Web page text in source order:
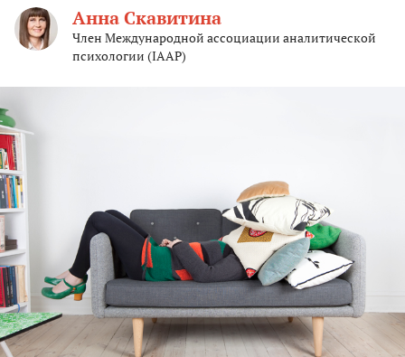
Анна Скавитина
Член Международной ассоциации аналитической
психологии (IAAP)